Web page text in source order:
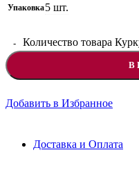
Упаковка5 шт.
Количество товара
В
Добавить в Избранное
Доставка и Оплата